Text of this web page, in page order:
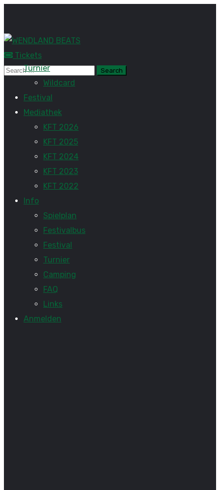
Tickets
Turnier
Wildcard
Festival
Mediathek
KFT 2026
KFT 2025
KFT 2024
KFT 2023
KFT 2022
Info
Spielplan
Festivalbus
Festival
Turnier
Camping
FAQ
Links
Anmelden